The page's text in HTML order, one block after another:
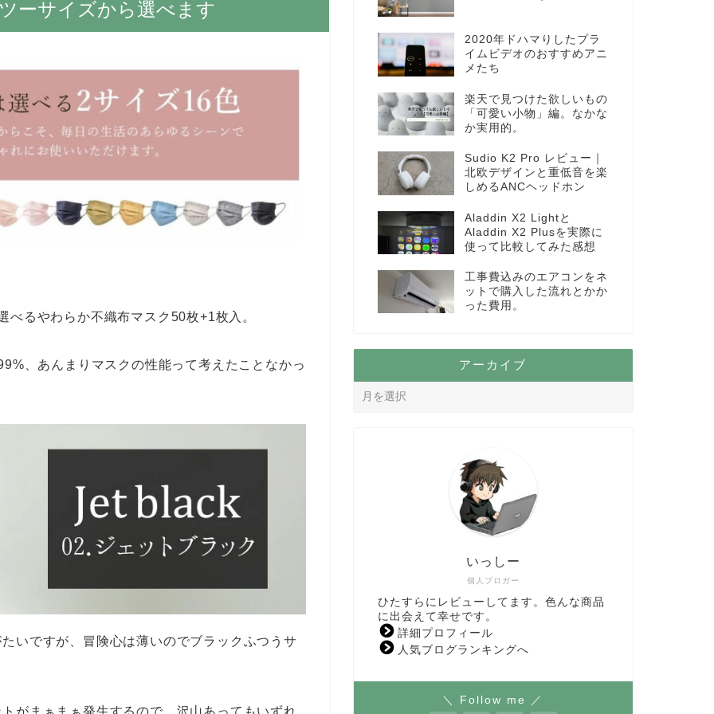
ーサイズから選べます
るやわらか不織布マスク50枚+1枚入。
、あんまりマスクの性能って考えたことなかっ
いですが、冒険心は薄いのでブラックふつうサ
がまぁまぁ発生するので、沢山あってもいずれ
2020年ドハマりしたプラ
イムビデオのおすすめアニ
メたち
楽天で見つけた欲しいもの
「可愛い小物」編。なかな
か実用的。
Sudio K2 Pro レビュー｜
北欧デザインと重低音を楽
しめるANCヘッドホン
Aladdin X2 Lightと
Aladdin X2 Plusを実際に
使って比較してみた感想
工事費込みのエアコンをネ
ットで購入した流れとかか
った費用。
アーカイブ
個人ブロガー
いっしー
ひたすらにレビューしてます。色んな商品
に出会えて幸せです。
詳細プロフィール
人気ブログランキングへ
＼ Follow me ／